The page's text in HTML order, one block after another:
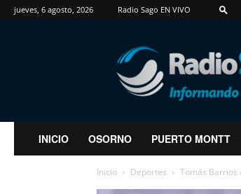
jueves, 6 agosto, 2026 Radio Sago EN VIVO
RadioSago
INICIO OSORNO PUERTO MONTT
Inicio Deportes Tomás Barrios